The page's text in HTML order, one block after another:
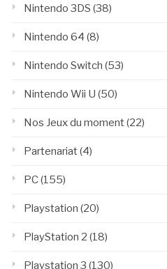
Nintendo 3DS (38)
Nintendo 64 (8)
Nintendo Switch (53)
Nintendo Wii U (50)
Nos Jeux du moment(22)
Partenariat(4)
PC(155)
Playstation (20)
PlayStation 2 (18)
Playstation 3 (130)